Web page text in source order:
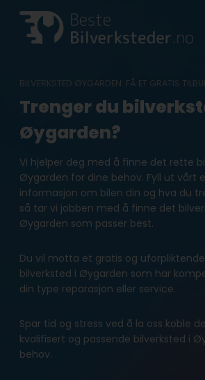
content
BILVERKSTED ØYGARDEN: FÅ ET GRATIS
Trenger du
Øygarden?
Vi hjelper deg med å finne det rette
Øygarden for dine behov. Fyll ut vårt
informasjon om bilen din og hva du
så tar vi jobben med å finne det
Øygarden som passer best.
Du vil motta et gratis og
bilverksted i Øygarden som har
din type reparasjon eller service.
Spar tid og stress ved å la oss koble
kvalifisert og passende bilverksted i
behov.